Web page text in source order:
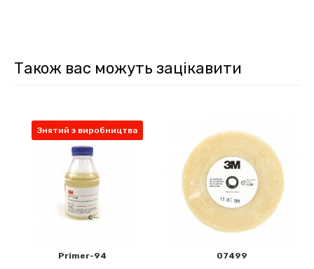
Також вас можуть зацікавити
Знятий з виробництва
Primer-94 07499